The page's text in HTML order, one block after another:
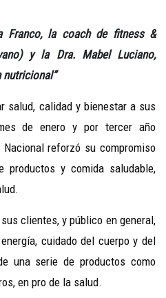
Franco, la coach de fitness &
y la Dra. Mabel Luciano,
nutricional”
salud, calidad y bienestar a sus
de enero y por tercer año
Nacional reforzó su compromiso
productos y comida saludable,
clientes, y público en general,
cuidado del cuerpo y del
una serie de productos como
en pro de la salud.